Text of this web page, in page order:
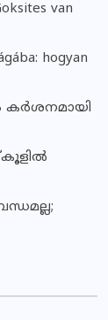
van
hogyan
കര്‍ശനമായി